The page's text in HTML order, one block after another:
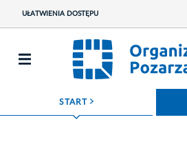
UŁATWIENIA DOSTĘPU
START